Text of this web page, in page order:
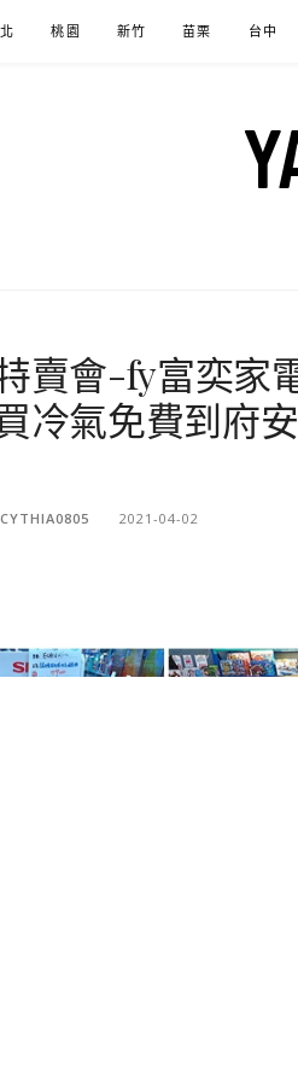
桃園 新竹 苗栗 台中
賣會-fy富奕家
冷氣免費到府
CYTHIA0805 2021-04-02